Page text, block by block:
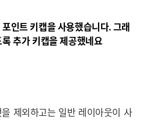
인트 키캡을 사용했습니다. 그래
추가 키캡을 제공했네요
제외하고는 일반 레이아웃이 사